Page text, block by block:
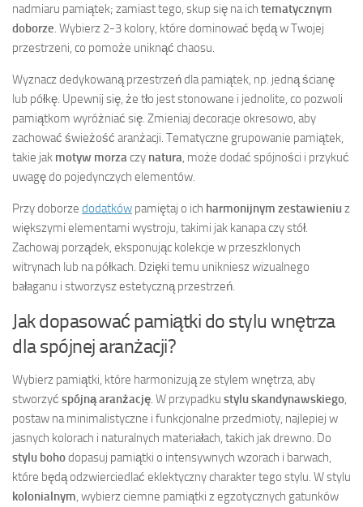
nadmiaru pamiątek; zamiast tego, skup się na ich tematycznym
doborze . Wybierz 2-3 kolory, które dominować będą w Twojej
przestrzeni, co pomoże uniknąć chaosu.
Wyznacz dedykowaną przestrzeń dla pamiątek, np. jedną ścianę
lub półkę. Upewnij się, że tło jest stonowane i jednolite, co pozwoli
pamiątkom wyróżniać się. Zmieniaj decoracje okresowo, aby
zachować świeżość aranżacji. Tematyczne grupowanie pamiątek,
takie jak motyw morza czy natura , może dodać spójności i przykuć
uwagę do pojedynczych elementów.
Przy doborze dodatków pamiętaj o ich harmonijnym zestawieniuz
większymi elementami wystroju, takimi jak kanapa czy stół.
Zachowaj porządek, eksponując kolekcje w przeszklonych
witrynach lub na półkach. Dzięki temu unikniesz wizualnego
bałaganu i stworzysz estetyczną przestrzeń.
Jak dopasować pamiątki do stylu wnętrza
dla spójnej aranżacji?
Wybierz pamiątki, które harmonizują ze stylem wnętrza, aby
stworzyć spójną aranżację . W przypadku stylu skandynawskiego
postaw na minimalistyczne i funkcjonalne przedmioty, najlepiej w
jasnych kolorach i naturalnych materiałach, takich jak drewno. Do
stylu bohodopasuj pamiątki o intensywnych wzorach i barwach,
które będą odzwierciedlać eklektyczny charakter tego stylu. W stylu
kolonialnym , wybierz ciemne pamiątki z egzotycznych gatunków